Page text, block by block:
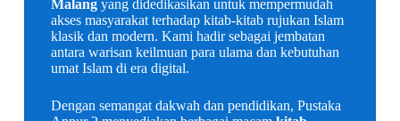
Malangyang didedikasikan untuk mempermudah
akses masyarakat terhadap kitab-kitab rujukan Islam
klasik dan modern. Kami hadir sebagai jembatan
antara warisan keilmuan para ulama dan kebutuhan
umat Islam di era digital.
Dengan semangat dakwah dan pendidikan, Pustaka